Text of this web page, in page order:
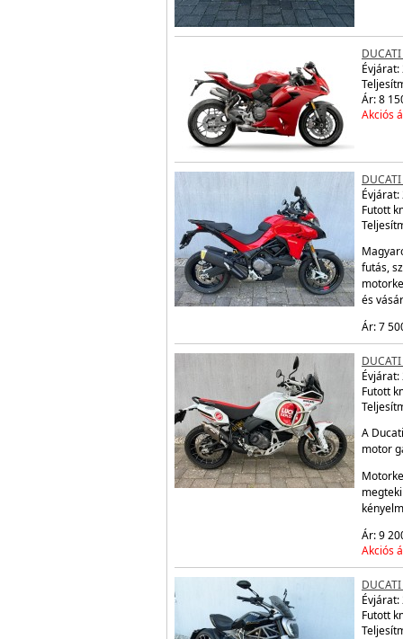
Évjárat:
Ár: 8
Akciós
Évjárat:
Futott
futás,
és
Ár: 7
DUCATI
Évjárat:
Futott
A
motor
Ár: 9
Akciós
Évjárat:
Futott